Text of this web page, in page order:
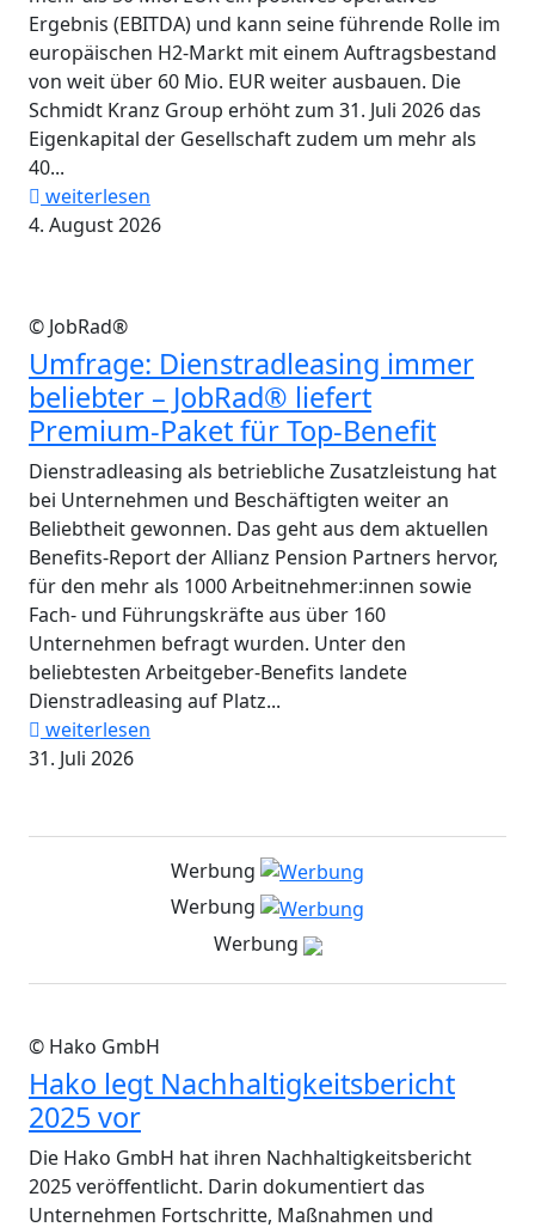
Ergebnis (EBITDA) und kann seine führende Rolle im
europäischen H2-Markt mit einem Auftragsbestand
von weit über 60 Mio. EUR weiter ausbauen. Die
Schmidt Kranz Group erhöht zum 31. Juli 2026 das
Eigenkapital der Gesellschaft zudem um mehr als
40...
weiterlesen
4. August 2026
© JobRad®
Umfrage: Dienstradleasing immer
beliebter – JobRad® liefert
Premium-Paket für Top-Benefit
Dienstradleasing als betriebliche Zusatzleistung hat
bei Unternehmen und Beschäftigten weiter an
Beliebtheit gewonnen. Das geht aus dem aktuellen
Benefits-Report der Allianz Pension Partners hervor,
für den mehr als 1000 Arbeitnehmer:innen sowie
Fach- und Führungskräfte aus über 160
Unternehmen befragt wurden. Unter den
beliebtesten Arbeitgeber-Benefits landete
Dienstradleasing auf Platz...
weiterlesen
31. Juli 2026
Werbung
Werbung
Werbung
© Hako GmbH
Hako legt Nachhaltigkeitsbericht
2025 vor
Die Hako GmbH hat ihren Nachhaltigkeitsbericht
2025 veröffentlicht. Darin dokumentiert das
Unternehmen Fortschritte, Maßnahmen und